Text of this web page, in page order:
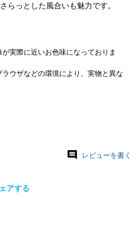
らっとした風合いも魅力です。
実際に近いお色味になっておりま
ウザなどの環境により、実物と異な
レビューを書く
アする